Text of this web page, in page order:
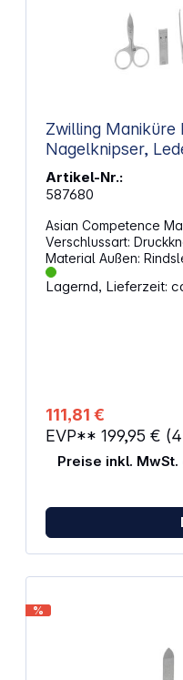
Zwilling Maniküre
Nagelknipser,
Artikel-Nr.:
587680
Asian Competence
Verschlussart: Druckknopf Anzahl Teile: 5
Lagernd, Lieferzeit:
111,81 €
EVP** 199,95 €
Preise inkl.
%